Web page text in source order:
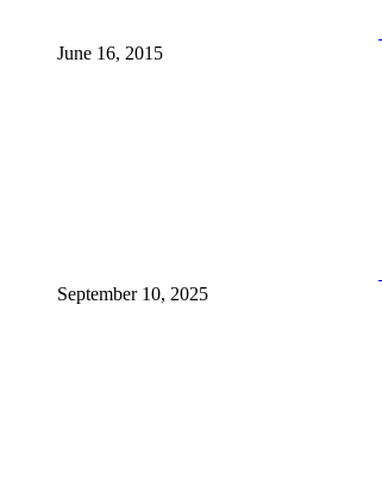
June 16, 2015
September 10, 2025